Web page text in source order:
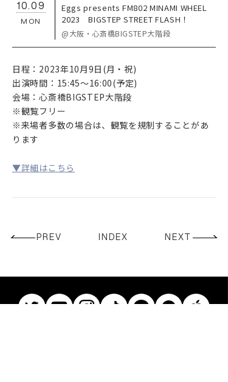
DISCOGRAPHY
VIDEO
PROFILE
GOODS
10.09
MON
Eggs presents FM802 MINAMI WHEEL
2023 BIGSTEP STREET FLASH！
@大阪・心斎橋BIGSTEP大階段
日程：2023年10月9日(月・祝)
出演時間：15:45〜16:00(予定)
会場：心斎橋BIGSTEP大階段
※観覧フリー
※来場者多数の場合は、観覧を規制することがあ
ります
▼詳細はこちら
PREV INDEX NEXT